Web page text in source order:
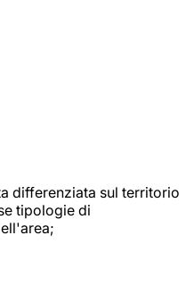
differenziata sul territorio
tipologie di